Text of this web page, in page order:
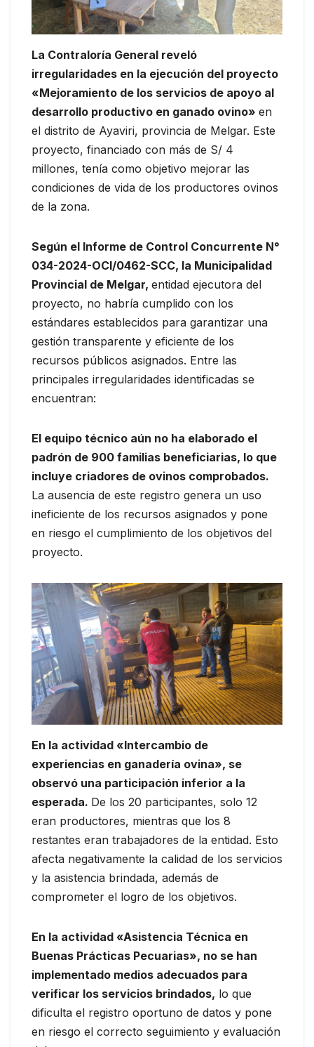
La Contraloría General reveló
irregularidades en la ejecución del proyecto
«Mejoramiento de los servicios de apoyo al
desarrollo productivo en ganado ovino» en
el distrito de Ayaviri, provincia de Melgar. Este
proyecto, financiado con más de S/ 4
millones, tenía como objetivo mejorar las
condiciones de vida de los productores ovinos
de la zona.
Según el Informe de Control Concurrente N°
034-2024-OCI/0462-SCC, la Municipalidad
Provincial de Melgar, entidad ejecutora del
proyecto, no habría cumplido con los
estándares establecidos para garantizar una
gestión transparente y eficiente de los
recursos públicos asignados. Entre las
principales irregularidades identificadas se
encuentran:
El equipo técnico aún no ha elaborado el
padrón de 900 familias beneficiarias, lo que
incluye criadores de ovinos comprobados.
La ausencia de este registro genera un uso
ineficiente de los recursos asignados y pone
en riesgo el cumplimiento de los objetivos del
proyecto.
En la actividad «Intercambio de
experiencias en ganadería ovina», se
observó una participación inferior a la
esperada. De los 20 participantes, solo 12
eran productores, mientras que los 8
restantes eran trabajadores de la entidad. Esto
afecta negativamente la calidad de los servicios
y la asistencia brindada, además de
comprometer el logro de los objetivos.
En la actividad «Asistencia Técnica en
Buenas Prácticas Pecuarias», no se han
implementado medios adecuados para
verificar los servicios brindados, lo que
dificulta el registro oportuno de datos y pone
en riesgo el correcto seguimiento y evaluación